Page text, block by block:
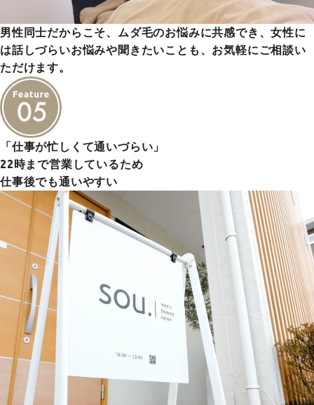
男性同士だからこそ、ムダ毛のお悩みに共感でき、女性に
は話しづらいお悩みや聞きたいことも、お気軽にご相談い
ただけます。
「仕事が忙しくて通いづらい」
22時まで営業しているため
仕事後でも通いやすい